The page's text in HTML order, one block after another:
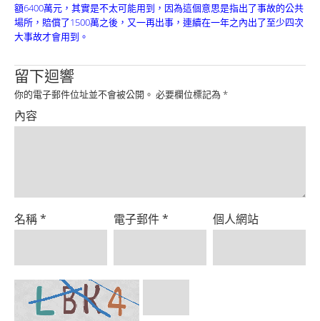
Product
額6400萬元，其實是不太可能用到，因為這個意思是指出了事故的公共
場所，賠償了1500萬之後，又一再出事，連續在一年之內出了至少四次
大事故才會用到。
留下迴響
你的電子郵件位址並不會被公開。 必要欄位標記為 *
內容
名稱* 電子郵件* 個人網站